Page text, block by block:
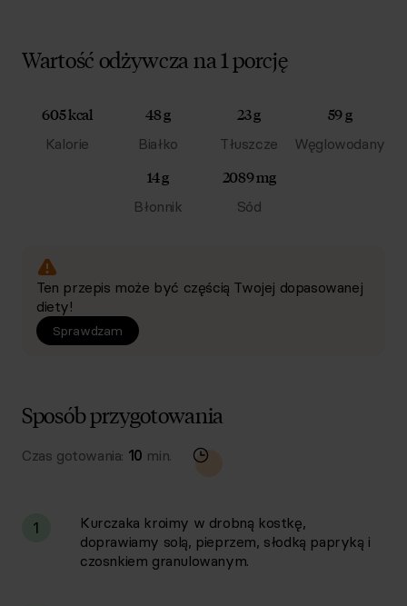
Wartość odżywcza na 1 porcję
605 kcal
Kalorie
48 g
Białko
23 g
Tłuszcze
59 g
Węglowodany
14 g
Błonnik
2089 mg
Sód
Ten przepis może być częścią Twojej dopasowanej
diety!
Sprawdzam
Sposób przygotowania
Czas gotowania: 10 min.
1
Kurczaka kroimy w drobną kostkę,
doprawiamy solą, pieprzem, słodką papryką i
czosnkiem granulowanym.